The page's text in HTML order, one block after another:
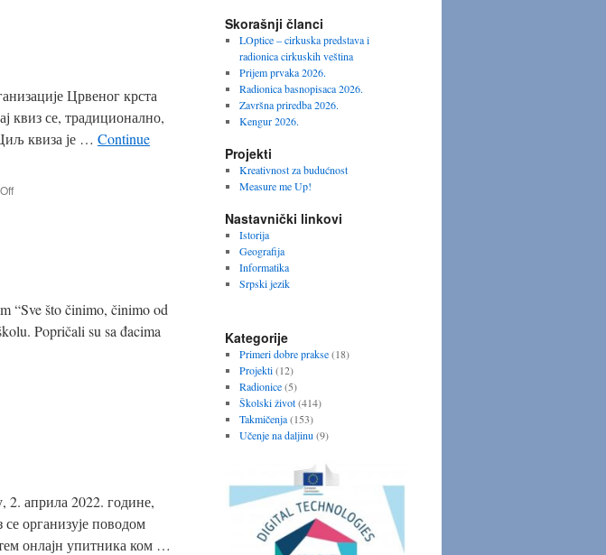
Црвеног крста
квиз се, традиционално,
квиза је … Continue
on
“Sve što činimo, činimo od
Popričali su sa đacima
2. априла 2022. године,
организује поводом
онлајн упитника ком …
Skorašnji članci
LOptice – cirkuska predstava i
radionica cirkuskih veština
Prijem prvaka 2026.
Radionica basnopisaca 2026.
Završna priredba 2026.
Kengur 2026.
Projekti
Kreativnost za budućnost
Measure me Up!
Nastavnički linkovi
Istorija
Geografija
Informatika
Srpski jezik
Kategorije
Primeri dobre prakse(18)
Projekti(12)
Radionice(5)
Školski život(414)
Takmičenja(153)
Učenje na daljinu(9)